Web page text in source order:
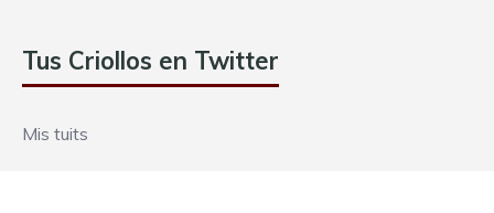
Tus Criollos en Twitter
Mis tuits